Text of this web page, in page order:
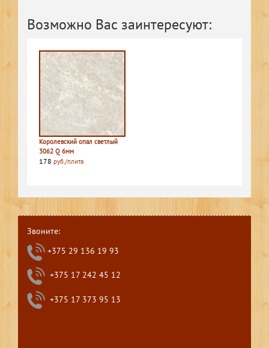
Возможно Вас заинтересуют:
Королевский опал светлый
3062 Q 6мм
178 руб./плита
Звоните:
+375 29 136 19 93
+375 17 242 45 12
+375 17 373 95 13